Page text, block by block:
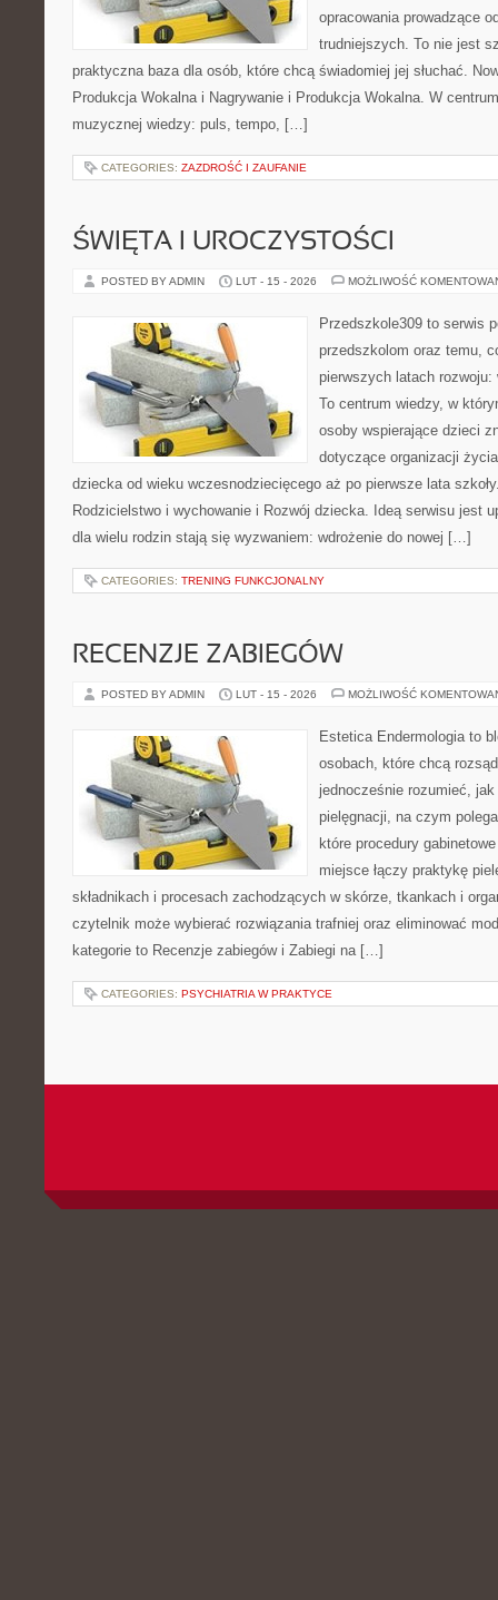
opracowania prowadzące
trudniejszych. To nie jest
praktyczna baza dla osób, które chcą świadomiej jej słuchać.
Produkcja Wokalna i Nagrywanie i Produkcja Wokalna. W
muzycznej wiedzy: puls, tempo, […]
CATEGORIES: ZAZDROŚĆ I ZAUFANIE
ŚWIĘTA I UROCZYSTOŚCI
POSTED BY ADMIN LUT - 15 - 2026 MOŻLIWOŚĆ
Przedszkole309 to serwis
przedszkolom oraz temu,
pierwszych latach
To centrum wiedzy, w
osoby wspierające dzieci
dotyczące organizacji
dziecka od wieku wczesnodziecięcego aż po pierwsze lata
Rodzicielstwo i wychowanie i Rozwój dziecka. Ideą serwisu jest
dla wielu rodzin stają się wyzwaniem: wdrożenie do nowej […]
CATEGORIES: TRENING FUNKCJONALNY
RECENZJE ZABIEGÓW
POSTED BY ADMIN LUT - 15 - 2026 MOŻLIWOŚĆ
Estetica Endermologia to
osobach, które chcą
jednocześnie rozumieć, jak
pielęgnacji, na czym
które procedury
miejsce łączy praktykę
składnikach i procesach zachodzących w skórze, tkankach i
czytelnik może wybierać rozwiązania trafniej oraz eliminować
kategorie to Recenzje zabiegów i Zabiegi na […]
CATEGORIES: PSYCHIATRIA W PRAKTYCE